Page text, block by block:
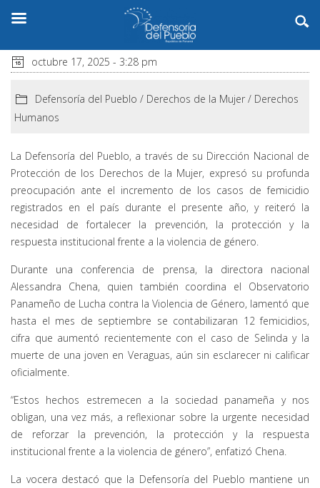
octubre 17, 2025 - 3:28 pm
Defensoría del Pueblo / Derechos de la Mujer / Derechos
Humanos
La Defensoría del Pueblo, a través de su Dirección Nacional de
Protección de los Derechos de la Mujer, expresó su profunda
preocupación ante el incremento de los casos de femicidio
registrados en el país durante el presente año, y reiteró la
necesidad de fortalecer la prevención, la protección y la
respuesta institucional frente a la violencia de género.
Durante una conferencia de prensa, la directora nacional
Alessandra Chena, quien también coordina el Observatorio
Panameño de Lucha contra la Violencia de Género, lamentó que
hasta el mes de septiembre se contabilizaran 12 femicidios,
cifra que aumentó recientemente con el caso de Selinda y la
muerte de una joven en Veraguas, aún sin esclarecer ni calificar
oficialmente.
“Estos hechos estremecen a la sociedad panameña y nos
obligan, una vez más, a reflexionar sobre la urgente necesidad
de reforzar la prevención, la protección y la respuesta
institucional frente a la violencia de género”, enfatizó Chena.
La vocera destacó que la Defensoría del Pueblo mantiene un